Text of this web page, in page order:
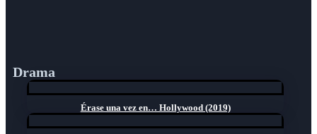
Drama
Érase una vez en… Hollywood (2019)